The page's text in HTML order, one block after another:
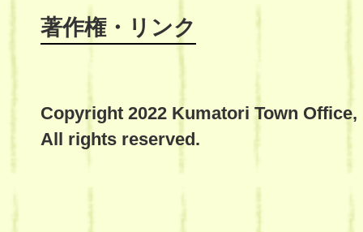
著作権・リンク
Copyright 2022 Kumatori Town Office,
All rights reserved.